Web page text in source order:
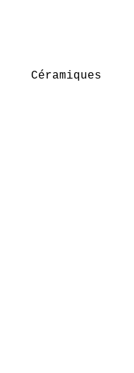
Céramiques